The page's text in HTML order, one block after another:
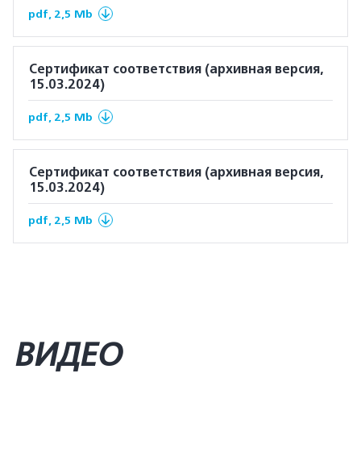
pdf, 2,5 Mb
Сертификат соответствия (архивная версия,
15.03.2024)
pdf, 2,5 Mb
Сертификат соответствия (архивная версия,
15.03.2024)
pdf, 2,5 Mb
ВИДЕО